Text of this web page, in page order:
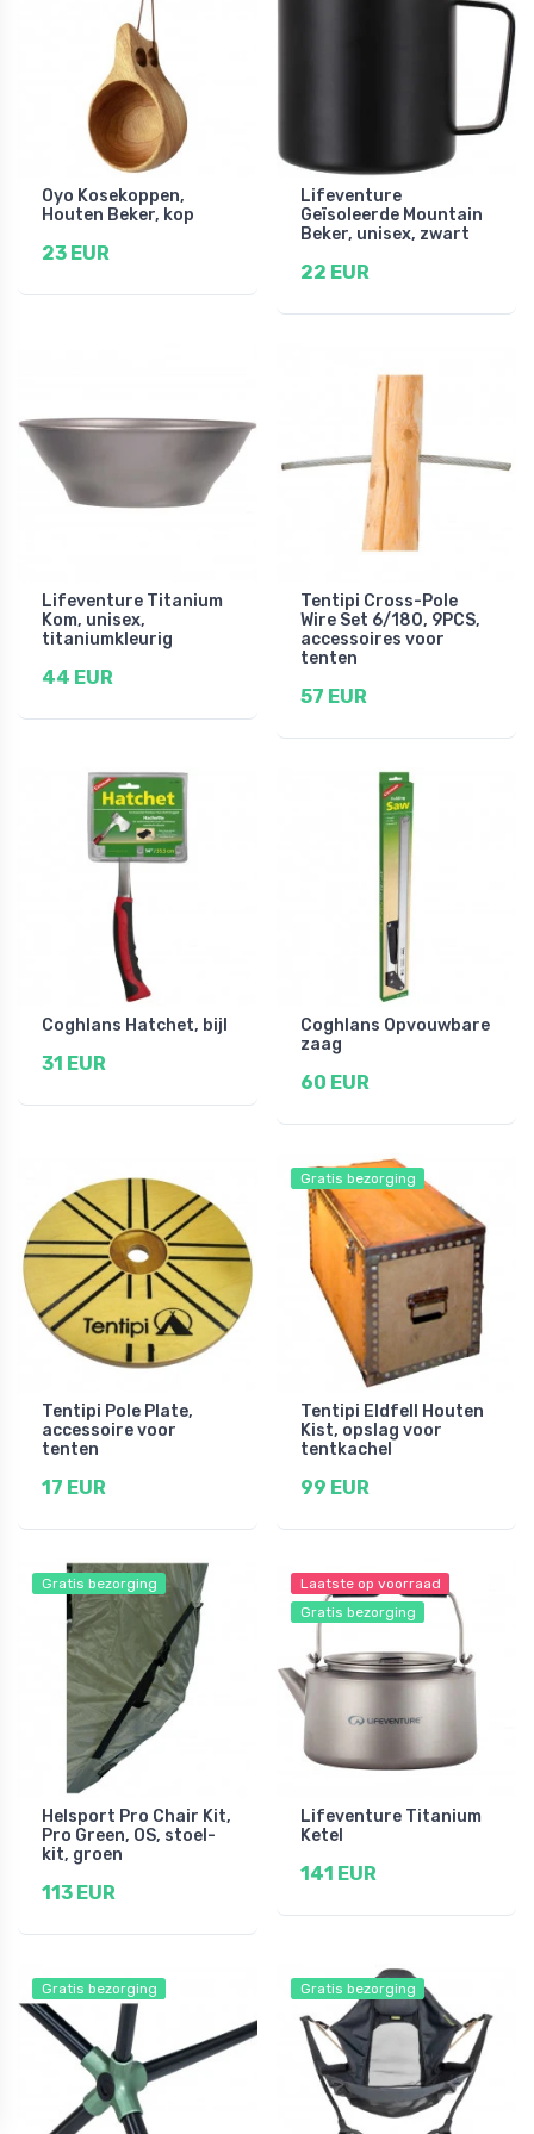
Oyo Kosekoppen,
Houten Beker, kop
23 EUR
Lifeventure
Geïsoleerde Mountain
Beker, unisex, zwart
22 EUR
Lifeventure Titanium
Kom, unisex,
titaniumkleurig
44 EUR
Tentipi Cross-Pole
Wire Set 6/180, 9PCS,
accessoires voor
tenten
57 EUR
Coghlans Hatchet, bijl
31 EUR
Coghlans Opvouwbare
zaag
60 EUR
Tentipi Pole Plate,
accessoire voor
tenten
17 EUR
Gratis bezorging
Tentipi Eldfell Houten
Kist, opslag voor
tentkachel
99 EUR
Gratis bezorging
Helsport Pro Chair Kit,
Pro Green, OS, stoel-
kit, groen
113 EUR
Laatste op voorraad
Gratis bezorging
Lifeventure Titanium
Ketel
141 EUR
Gratis bezorging Gratis bezorging